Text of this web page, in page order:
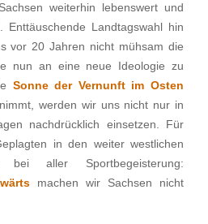
weiter­hin lebens­wert und
Enttäu­schende Landtags­wahl hin
vor 20 Jahren nicht mühsam die
nun an eine neue Ideolo­gie zu
Sonne der Vernunft im Osten
werden wir uns nicht nur in
nachdrück­lich einset­zen. Für
in den weiter westli­chen
bei aller Sport­be­geis­te­rung:
machen wir Sachsen nicht